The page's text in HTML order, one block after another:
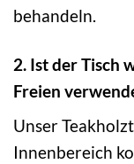
behandeln.
2. Ist der Tisch
Freien
Unser
Innenbereich